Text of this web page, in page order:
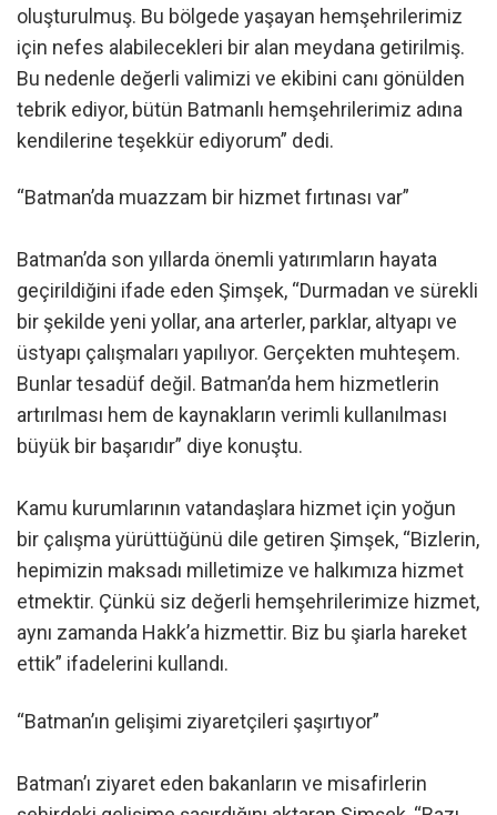
oluşturulmuş. Bu bölgede yaşayan hemşehrilerimiz
için nefes alabilecekleri bir alan meydana getirilmiş.
Bu nedenle değerli valimizi ve ekibini canı gönülden
tebrik ediyor, bütün Batmanlı hemşehrilerimiz adına
kendilerine teşekkür ediyorum” dedi.
“Batman’da muazzam bir hizmet fırtınası var”
Batman’da son yıllarda önemli yatırımların hayata
geçirildiğini ifade eden Şimşek, “Durmadan ve sürekli
bir şekilde yeni yollar, ana arterler, parklar, altyapı ve
üstyapı çalışmaları yapılıyor. Gerçekten muhteşem.
Bunlar tesadüf değil. Batman’da hem hizmetlerin
artırılması hem de kaynakların verimli kullanılması
büyük bir başarıdır” diye konuştu.
Kamu kurumlarının vatandaşlara hizmet için yoğun
bir çalışma yürüttüğünü dile getiren Şimşek, “Bizlerin,
hepimizin maksadı milletimize ve halkımıza hizmet
etmektir. Çünkü siz değerli hemşehrilerimize hizmet,
aynı zamanda Hakk’a hizmettir. Biz bu şiarla hareket
ettik” ifadelerini kullandı.
“Batman’ın gelişimi ziyaretçileri şaşırtıyor”
Batman’ı ziyaret eden bakanların ve misafirlerin